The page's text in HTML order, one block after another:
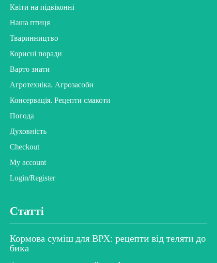
Квіти на підвіконні
Наша птиця
Тваринництво
Корисні поради
Варто знати
Агротехніка. Агрозасоби
Консервація. Рецепти смакоти
Погода
Духовність
Checkout
My account
Login/Register
Статті
Кормова суміш для ВРХ: рецепти від теляти до
бика